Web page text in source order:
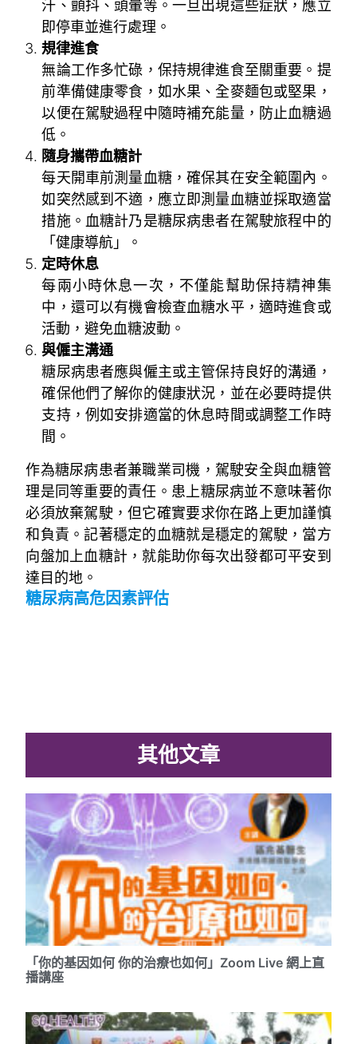
汗、顫抖、頭暈等。一旦出現這些症狀，應立
即停車並進行處理。
規律進食
無論工作多忙碌，保持規律進食至關重要。提
前準備健康零食，如水果、全麥麵包或堅果，
以便在駕駛過程中隨時補充能量，防止血糖過
低。
隨身攜帶血糖計
每天開車前測量血糖，確保其在安全範圍內。
如突然感到不適，應立即測量血糖並採取適當
措施。血糖計乃是糖尿病患者在駕駛旅程中的
「健康導航」。
定時休息
每兩小時休息一次，不僅能幫助保持精神集
中，還可以有機會檢查血糖水平，適時進食或
活動，避免血糖波動。
與僱主溝通
糖尿病患者應與僱主或主管保持良好的溝通，
確保他們了解你的健康狀況，並在必要時提供
支持，例如安排適當的休息時間或調整工作時
間。
作為糖尿病患者兼職業司機，駕駛安全與血糖管
理是同等重要的責任。患上糖尿病並不意味著你
必須放棄駕駛，但它確實要求你在路上更加謹慎
和負責。記著穩定的血糖就是穩定的駕駛，當方
向盤加上血糖計，就能助你每次出發都可平安到
達目的地。
糖尿病高危因素評估
其他文章
「你的基因如何 你的治療也如何」Zoom Live 網上直
播講座